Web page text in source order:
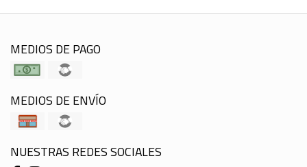
MEDIOS DE PAGO
MEDIOS DE ENVÍO
NUESTRAS REDES SOCIALES